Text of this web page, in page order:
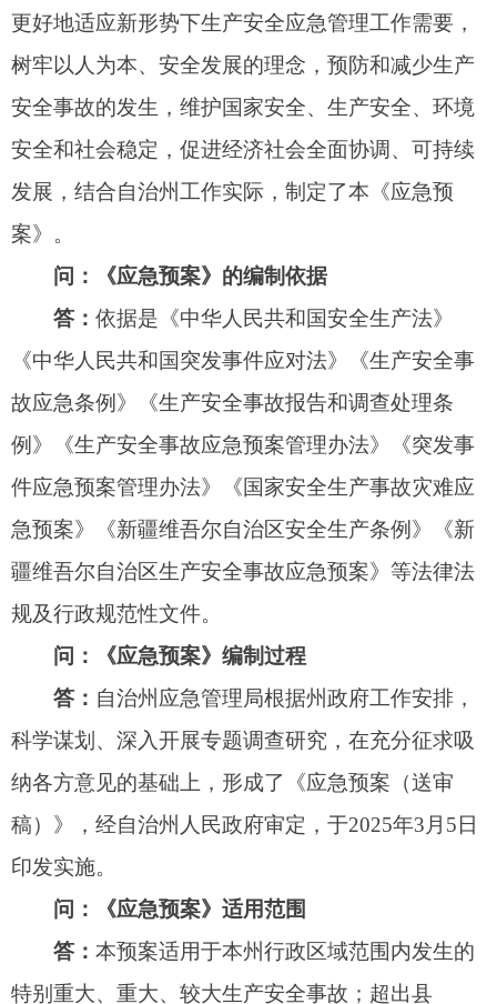
答：依据是《中华人民共和国安全生产法》
《中华人民共和国突发事件应对法》《生产安全事
例》《生产安全事故应急预案管理办法》《突发事
件应急预案管理办法》《国家安全生产事故灾难应
急预案》《新疆维吾尔自治区安全生产条例》《新
疆维吾尔自治区生产安全事故应急预案》等法律法
规及行政规范性文件。
答：
自治州应急管理局根据州政府工作安排，
科学谋划、深入开展专题调查研究，在充分征求吸
纳各方意见的基础上，形成了《应急预案（送审
稿）》，经自治州人民政府审定，于2025年3月5日
印发实施。
答：
本预案适用于本州行政区域范围内发生的
特别重大、重大、较大生产安全事故；超出县
（市）人民政府处置能力，或者跨县（市）行政
区、跨多个领域（行业和部门）的生产安全事故；
自治州党委、政府认为需要处置的生产安全事故。
答：
《应急预案》共分七个部分。
第一部分总则。对编制目的和依据做出说明，
并对《应急预案》的适用范围、工作原则、事故分
级作出明确规定。
第二部分组织指挥体系。明确了自治州应急组
一负责组织领导、指挥协调全州生产安全事故应急